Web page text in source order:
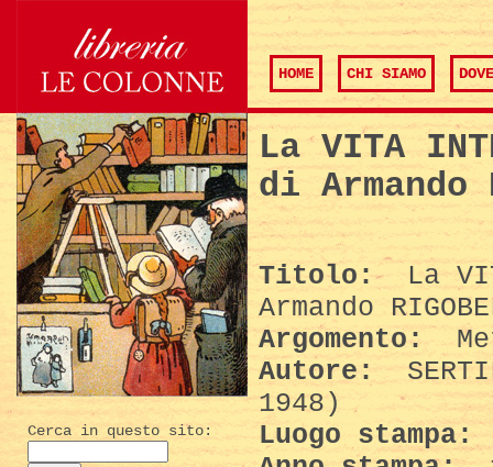
HOME CHI SIAMO
Cerca in questo sito:
La VITA
di Armando
Titolo:
La
Armando
Argomento:
Autore:
1948)
Luogo stampa: